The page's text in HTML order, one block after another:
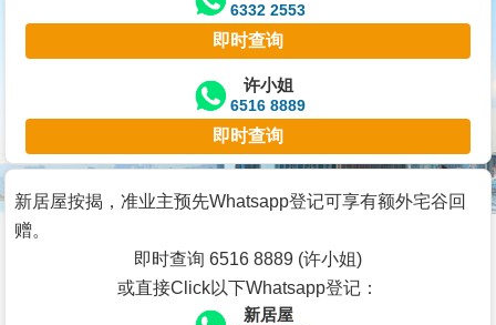
业
主
宅
谷
按
6332 2553
即时查询
许小姐
6516 8889
即时查询
新居屋按揭，准业主预先Whatsapp登记可享有额外宅谷回
赠。
即时查询 6516 8889 (许小姐)
或直接Click以下Whatsapp登记：
新居屋